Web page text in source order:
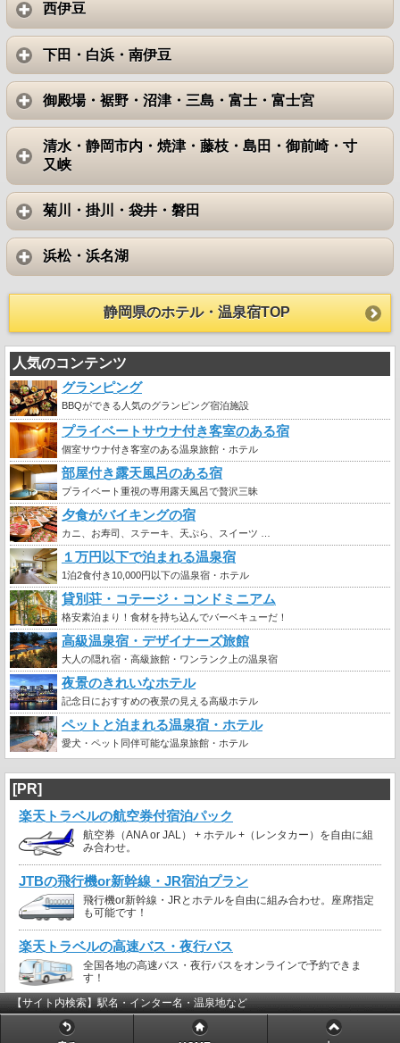
西伊豆
下田・白浜・南伊豆
御殿場・裾野・沼津・三島・富士・富士宮
清水・静岡市内・焼津・藤枝・島田・御前崎・寸
又峡
菊川・掛川・袋井・磐田
浜松・浜名湖
静岡県のホテル・温泉宿TOP
人気のコンテンツ
グランピング
BBQができる人気のグランピング宿泊施設
プライベートサウナ付き客室のある宿
個室サウナ付き客室のある温泉旅館・ホテル
部屋付き露天風呂のある宿
プライベート重視の専用露天風呂で贅沢三昧
夕食がバイキングの宿
カニ、お寿司、ステーキ、天ぷら、スイーツ …
１万円以下で泊まれる温泉宿
1泊2食付き10,000円以下の温泉宿・ホテル
貸別荘・コテージ・コンドミニアム
格安素泊まり！食材を持ち込んでバーベキューだ！
高級温泉宿・デザイナーズ旅館
大人の隠れ宿・高級旅館・ワンランク上の温泉宿
夜景のきれいなホテル
記念日におすすめの夜景の見える高級ホテル
ペットと泊まれる温泉宿・ホテル
愛犬・ペット同伴可能な温泉旅館・ホテル
[PR]
楽天トラベルの航空券付宿泊パック
航空券（ANA or JAL） + ホテル +（レンタカー）を自由に組
み合わせ。
JTBの飛行機or新幹線・JR宿泊プラン
飛行機or新幹線・JRとホテルを自由に組み合わせ。座席指定
も可能です！
楽天トラベルの高速バス・夜行バス
全国各地の高速バス・夜行バスをオンラインで予約できま
す！
【サイト内検索】駅名・インター名・温泉地など